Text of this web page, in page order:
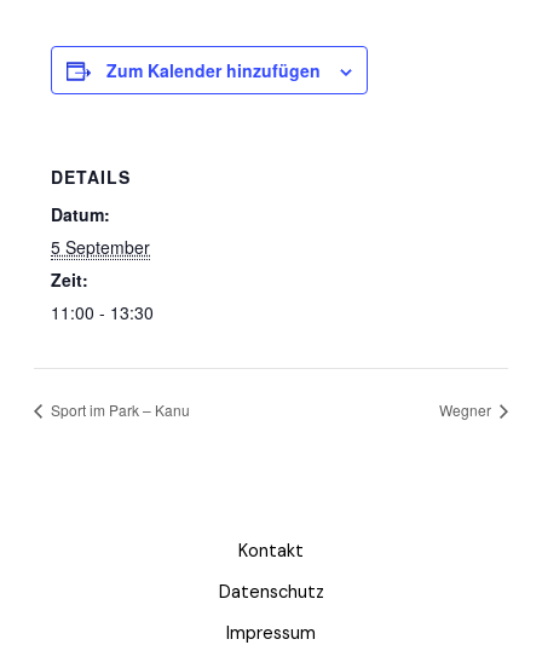
Zum Kalender hinzufügen
DETAILS
Datum:
5 September
Zeit:
11:00 - 13:30
Sport im Park – Kanu Wegner
Kontakt
Datenschutz
Impressum